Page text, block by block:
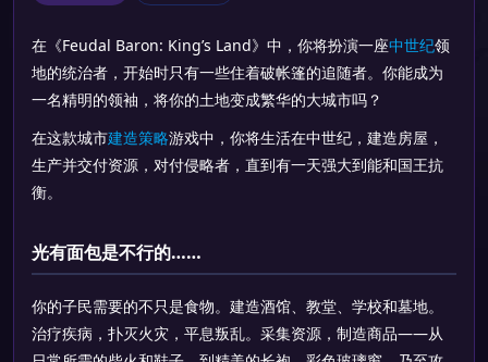
在《Feudal Baron: King’s Land》中，你将扮演一座中世纪领
地的统治者，开始时只有一些住着破帐篷的追随者。你能成为
一名精明的领袖，将你的土地变成繁华的大城市吗？
在这款城市建造策略游戏中，你将生活在中世纪，建造房屋，
生产并交付资源，对付侵略者，直到有一天强大到能和国王抗
衡。
光有面包是不行的……
你的子民需要的不只是食物。建造酒馆、教堂、学校和墓地。
治疗疾病，扑灭火灾，平息叛乱。采集资源，制造商品——从